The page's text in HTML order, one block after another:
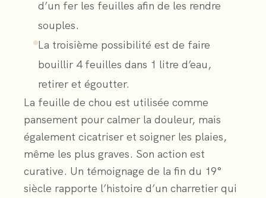
d’un fer les feuilles afin de les rendre
souples.
La troisième possibilité est de faire
bouillir 4 feuilles dans 1 litre d’eau,
retirer et égoutter.
La feuille de chou est utilisée comme
pansement pour calmer la douleur, mais
également cicatriser et soigner les plaies,
même les plus graves. Son action est
curative. Un témoignage de la fin du 19°
siècle rapporte l’histoire d’un charretier qui